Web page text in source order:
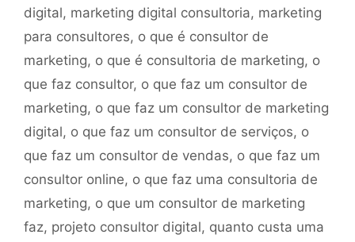
digital, marketing digital consultoria, marketing
para consultores, o que é consultor de
marketing, o que é consultoria de marketing, o
que faz consultor, o que faz um consultor de
marketing, o que faz um consultor de marketing
digital, o que faz um consultor de serviços, o
que faz um consultor de vendas, o que faz um
consultor online, o que faz uma consultoria de
marketing, o que um consultor de marketing
faz, projeto consultor digital, quanto custa uma